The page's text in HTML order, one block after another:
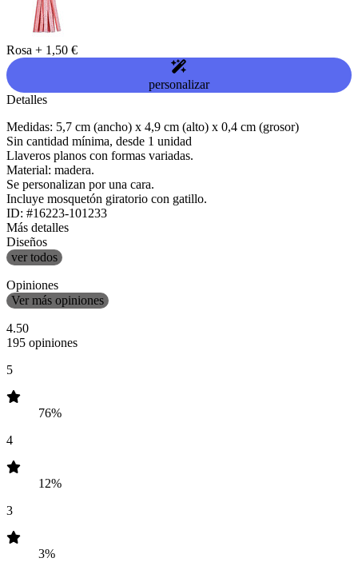
Rosa + 1,50 €
personalizar
Detalles
Medidas: 5,7 cm (ancho) x 4,9 cm (alto) x 0,4 cm (grosor)
Sin cantidad mínima, desde 1 unidad
Llaveros planos con formas variadas.
Material: madera.
Se personalizan por una cara.
Incluye mosquetón giratorio con gatillo.
ID: #16223-101233
Más detalles
Diseños
ver todos
Opiniones
Ver más opiniones
4.50
195 opiniones
5
76%
4
12%
3
3%